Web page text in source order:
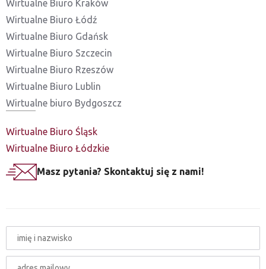
Wirtualne Biuro Kraków
Wirtualne Biuro Łódź
Wirtualne Biuro Gdańsk
Wirtualne Biuro Szczecin
Wirtualne Biuro Rzeszów
Wirtualne Biuro Lublin
Wirtualne biuro Bydgoszcz
Wirtualne Biuro Śląsk
Wirtualne Biuro Łódzkie
Masz pytania? Skontaktuj się z nami!